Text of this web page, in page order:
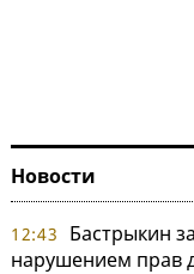
Новости
12:43
Бастрыкин
нарушением прав